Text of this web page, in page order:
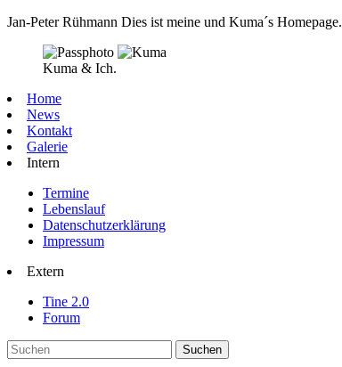
Jan-Peter Rühmann Dies ist meine und Kuma´s Homepage.
Kuma & Ich.
Home
News
Kontakt
Galerie
Intern
Termine
Lebenslauf
Datenschutzerklärung
Impressum
Extern
Tine 2.0
Forum